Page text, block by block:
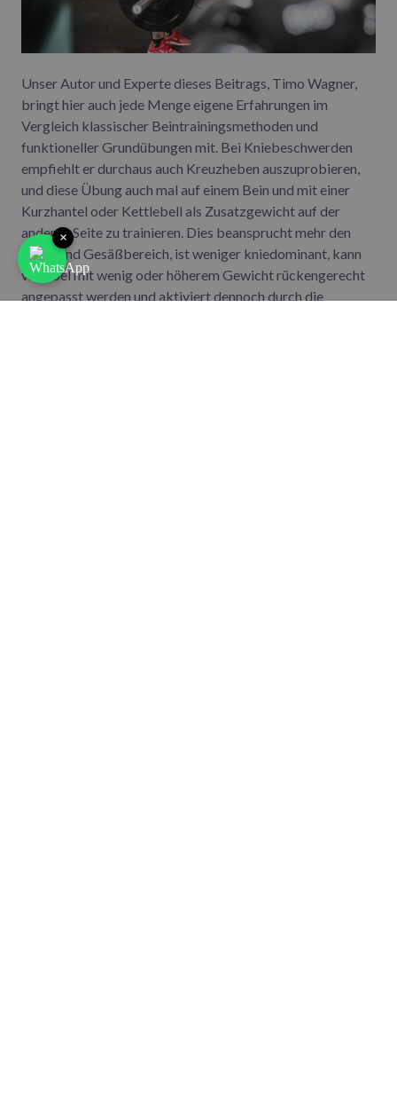
Unser Autor und Experte dieses Beitrags, Timo Wagner,
bringt hier auch jede Menge eigene Erfahrungen im
Vergleich klassischer Beintrainingsmethoden und
funktioneller Grundübungen mit. Bei Kniebeschwerden
empfiehlt er durchaus auch Kreuzheben auszuprobieren,
und diese Übung auch mal auf einem Bein und mit einer
Kurzhantel oder Kettlebell als Zusatzgewicht auf der
anderen Seite zu trainieren. Dies beansprucht mehr den
Hüft- und Gesäßbereich, ist weniger kniedominant, kann
variabel mit wenig oder höherem Gewicht rückengerecht
angepasst werden und aktiviert dennoch durch die
×